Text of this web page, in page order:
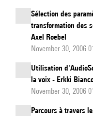
Sélection des
transformation des
Axel Roebel
November 30, 2006
Utilisation
la voix - Erkki
November 30, 2006
Parcours à travers